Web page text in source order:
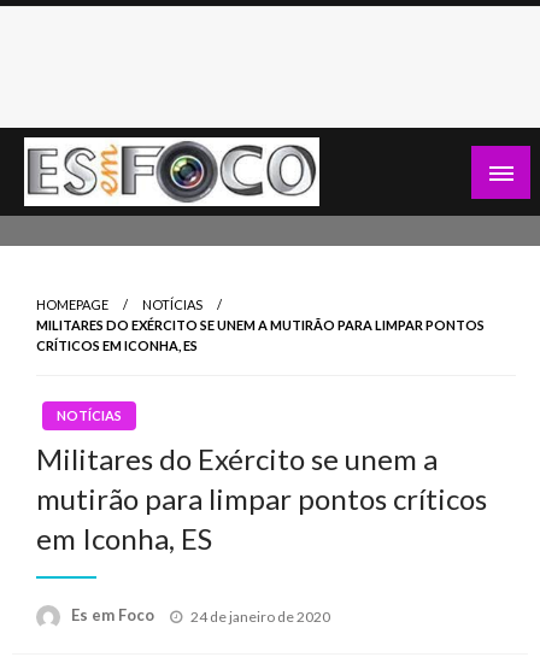
Skip
HOMEPAGE
NOTÍCIAS
MILITARES DO EXÉRCITO SE UNEM A MUTIRÃO PARA LIMPAR PONTOS
CRÍTICOS EM ICONHA, ES
NOTÍCIAS
Militares do Exército se unem a
mutirão para limpar pontos críticos
em Iconha, ES
Es em Foco
Posted
24 de janeiro de 2020